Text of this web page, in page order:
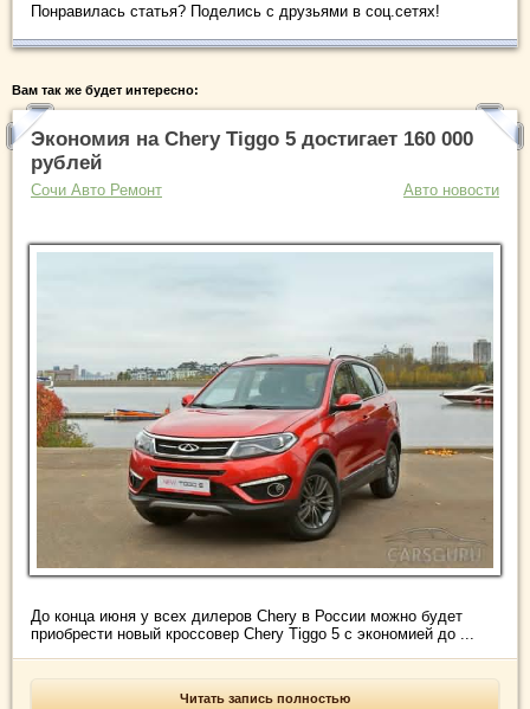
Понравилась статья? Поделись с друзьями в соц.сетях!
Вам так же будет интересно:
Экономия на Chery Tiggo 5 достигает 160 000
рублей
Сочи Авто Ремонт Авто новости
До конца июня у всех дилеров Chery в России можно будет
приобрести новый кроссовер Chery Tiggo 5 с экономией до ...
Читать запись полностью